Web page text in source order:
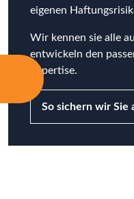
eigenen
Wir kennen sie alle
entwickeln den
Expertise.
So sichern wir Sie